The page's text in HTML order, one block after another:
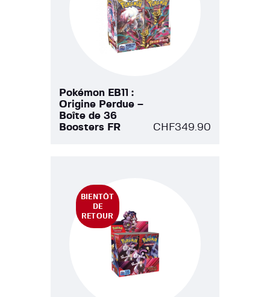
Pokémon EB11 :
Origine Perdue –
Boîte de 36
Boosters FR
CHF349.90
BIENTÔT
DE
RETOUR